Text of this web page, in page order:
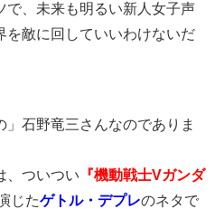
で、未来も明るい新人女子声
を敵に回していいわけないだ
石野竜三さんなのでありま
、ついつい 『機動戦士Vガンダ
じたゲトル・デプレのネタで